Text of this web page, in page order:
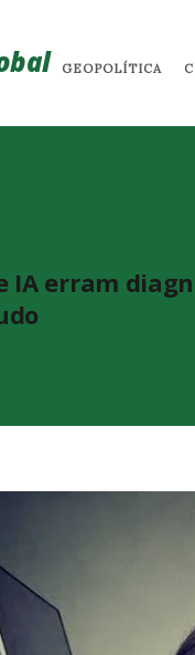
GEOPOLÍTICA
IA erram